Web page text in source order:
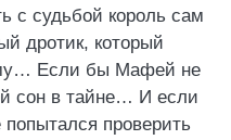
с судьбой король сам
дротик, который
Если бы Мафей не
сон в тайне… И если
проверить